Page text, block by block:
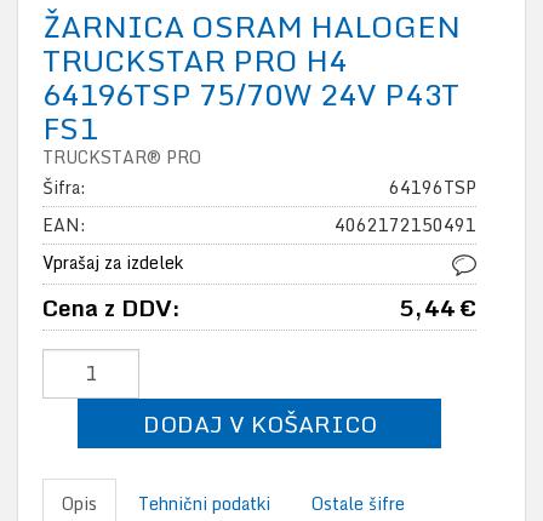
ŽARNICA OSRAM HALOGEN
TRUCKSTAR PRO H4
64196TSP 75/70W 24V P43T
FS1
TRUCKSTAR® PRO
Šifra:
64196TSP
EAN:
4062172150491
Vprašaj za izdelek
Cena z DDV: 5,44 €
DODAJ V KOŠARICO
Opis Tehnični podatki Ostale šifre